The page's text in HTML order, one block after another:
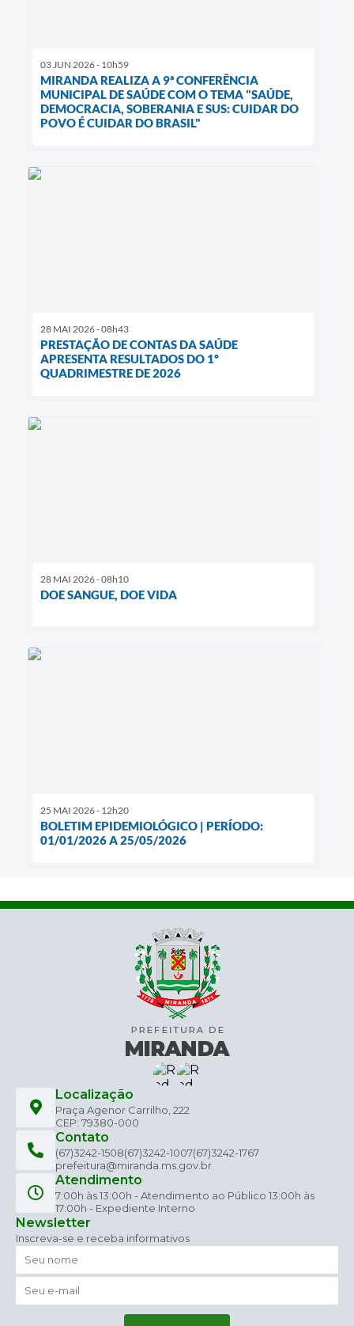
03 JUN 2026 - 10h59
MIRANDA REALIZA A 9ª CONFERÊNCIA
MUNICIPAL DE SAÚDE COM O TEMA "SAÚDE,
DEMOCRACIA, SOBERANIA E SUS: CUIDAR DO
POVO É CUIDAR DO BRASIL"
28 MAI 2026 - 08h43
PRESTAÇÃO DE CONTAS DA SAÚDE
APRESENTA RESULTADOS DO 1º
QUADRIMESTRE DE 2026
28 MAI 2026 - 08h10
DOE SANGUE, DOE VIDA
25 MAI 2026 - 12h20
BOLETIM EPIDEMIOLÓGICO | PERÍODO:
01/01/2026 A 25/05/2026
Localização
Praça Agenor Carrilho, 222
CEP: 79380-000
Contato
(67)3242-1508(67)3242-1007(67)3242-1767
prefeitura@miranda.ms.gov.br
Atendimento
7:00h às 13:00h - Atendimento ao Público 13:00h às
17:00h - Expediente Interno
Newsletter
Inscreva-se e receba informativos